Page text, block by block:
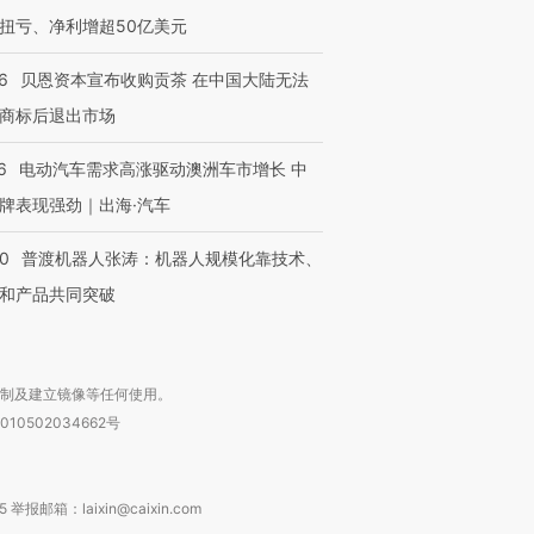
亏、净利增超50亿美元
贝恩资本宣布收购贡茶 在中国大陆无法
标后退出市场
电动汽车需求高涨驱动澳洲车市增长 中
表现强劲｜出海·汽车
普渡机器人张涛：机器人规模化靠技术、
产品共同突破
及建立镜像等任何使用。
号
举报邮箱：laixin@caixin.com